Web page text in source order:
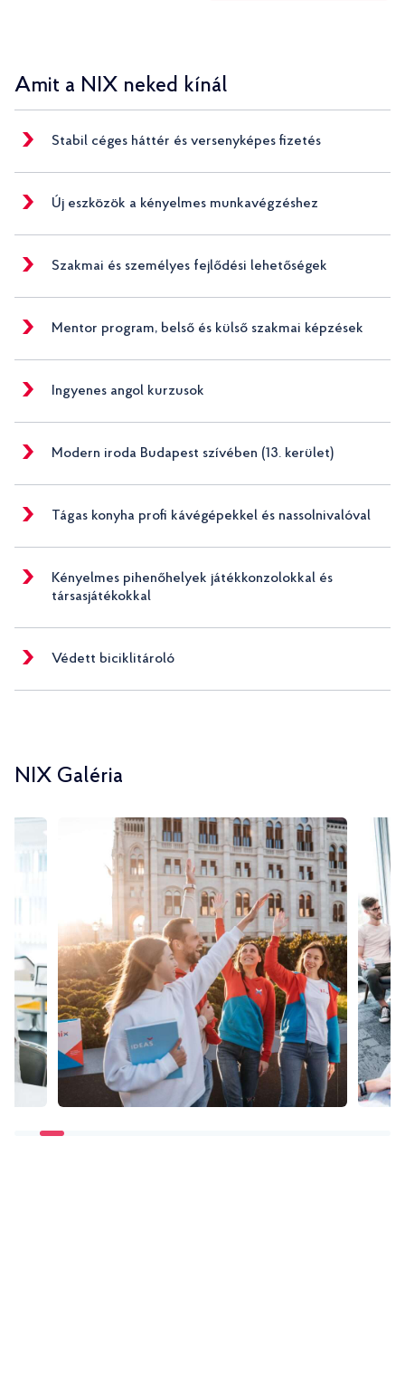
Amit a NIX neked kínál
Stabil céges háttér és versenyképes fizetés
Új eszközök a kényelmes munkavégzéshez
Szakmai és személyes fejlődési lehetőségek
Mentor program, belső és külső szakmai képzések
Ingyenes angol kurzusok
Modern iroda Budapest szívében (13. kerület)
Tágas konyha profi kávégépekkel és nassolnivalóval
Kényelmes pihenőhelyek játékkonzolokkal és
társasjátékokkal
Védett biciklitároló
NIX Galéria